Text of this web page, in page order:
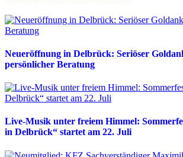
Neueröffnung in Delbrück: Seriöser
persönlicher Beratung
Live-Musik unter freiem Himmel:
in Delbrück“ startet am 22. Juli